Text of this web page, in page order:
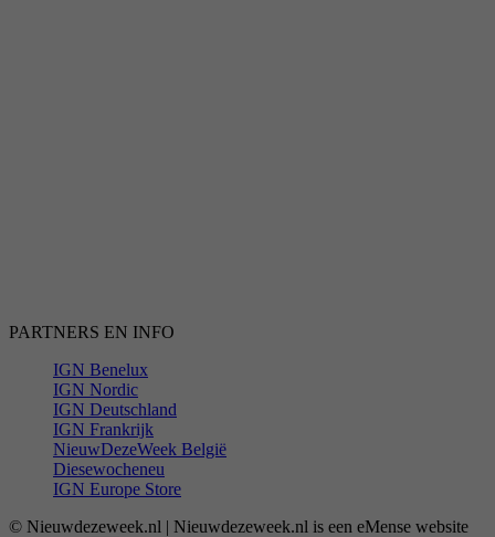
PARTNERS EN INFO
IGN Benelux
IGN Nordic
IGN Deutschland
IGN Frankrijk
NieuwDezeWeek België
Diesewocheneu
IGN Europe Store
© Nieuwdezeweek.nl | Nieuwdezeweek.nl is een eMense website